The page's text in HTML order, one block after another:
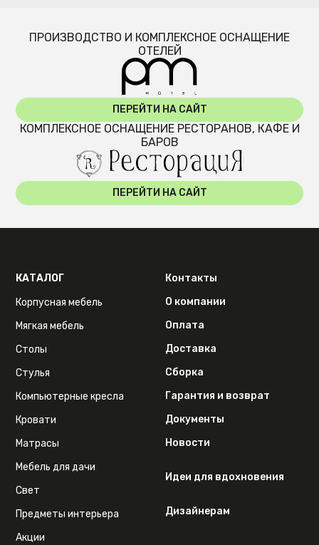
ПРОИЗВОДСТВО И КОМПЛЕКСНОЕ ОСНАЩЕНИЕ
ОТЕЛЕЙ
ПЕРЕЙТИ НА САЙТ
КОМПЛЕКСНОЕ ОСНАЩЕНИЕ РЕСТОРАНОВ, КАФЕ И
БАРОВ
ПЕРЕЙТИ НА САЙТ
КАТАЛОГ
Корпусная мебель
Мягкая мебель
Столы
Стулья
Компьютерные кресла
Кровати
Матрасы
Мебель для дачи
Свет
Предметы интерьера
Акции
Контакты
О компании
Оплата
Доставка
Сборка
Гарантия и возврат
Документы
Новости
Идеи для вдохновения
Дизайнерам